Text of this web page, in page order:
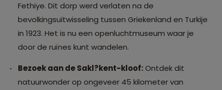
Fethiye. Dit dorp werd verlaten na de
bevolkingsuitwisseling tussen Griekenland en Turkije
in 1923. Het is nu een openluchtmuseum waar je
door de ruïnes kunt wandelen.
Bezoek aan de Sakl?kent-kloof:Ontdek dit
natuurwonder op ongeveer 45 kilometer van